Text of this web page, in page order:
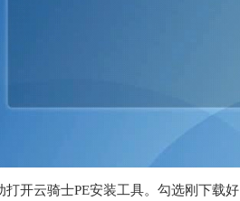
打开云骑士PE安装工具。勾选刚下载